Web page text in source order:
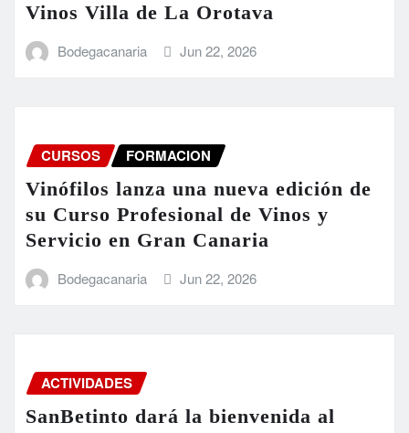
Vinos Villa de La Orotava
Bodegacanaria Jun 22, 2026
CURSOS FORMACION
Vinófilos lanza una nueva edición de
su Curso Profesional de Vinos y
Servicio en Gran Canaria
Bodegacanaria Jun 22, 2026
ACTIVIDADES
SanBetinto dará la bienvenida al